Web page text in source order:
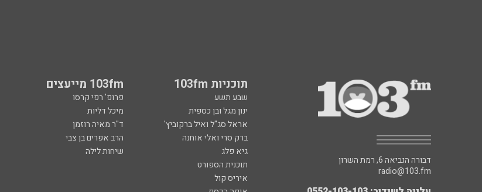
תוכניות 103fm 103fm מייעצים
שבע תשע פרופ' רפי קרסו
ינון מגל ובן כספית
מיכל דליות
אראל סג"ל ואיל ברקוביץ'
ד"ר מאיה רוזמן
ברק סרי ואלי אוחנה
הרב אפרים בן צבי
גיא פלג
שיחות לילה
תוכנית הספורט
איריס קול
דבורה הנביאה 6, רמת השרון
radio@103.fm